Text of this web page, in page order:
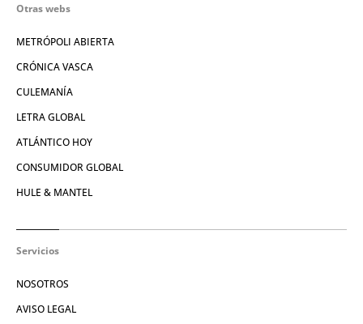
Otras webs
METRÓPOLI ABIERTA
CRÓNICA VASCA
CULEMANÍA
LETRA GLOBAL
ATLÁNTICO HOY
CONSUMIDOR GLOBAL
HULE & MANTEL
Servicios
NOSOTROS
AVISO LEGAL